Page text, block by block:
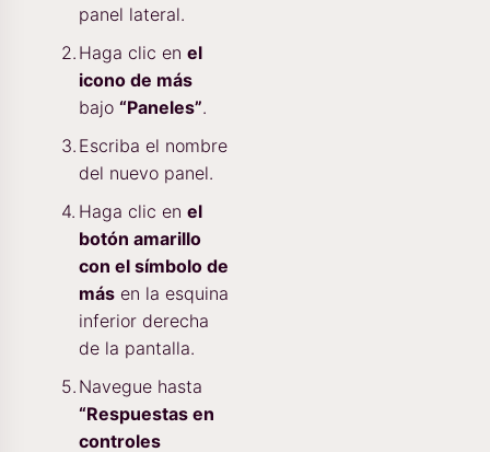
panel lateral.
Haga clic en el
icono de más
bajo “Paneles”.
Escriba el nombre
del nuevo panel.
Haga clic en el
botón amarillo
con el símbolo de
más en la esquina
inferior derecha
de la pantalla.
Navegue hasta
“Respuestas en
controles